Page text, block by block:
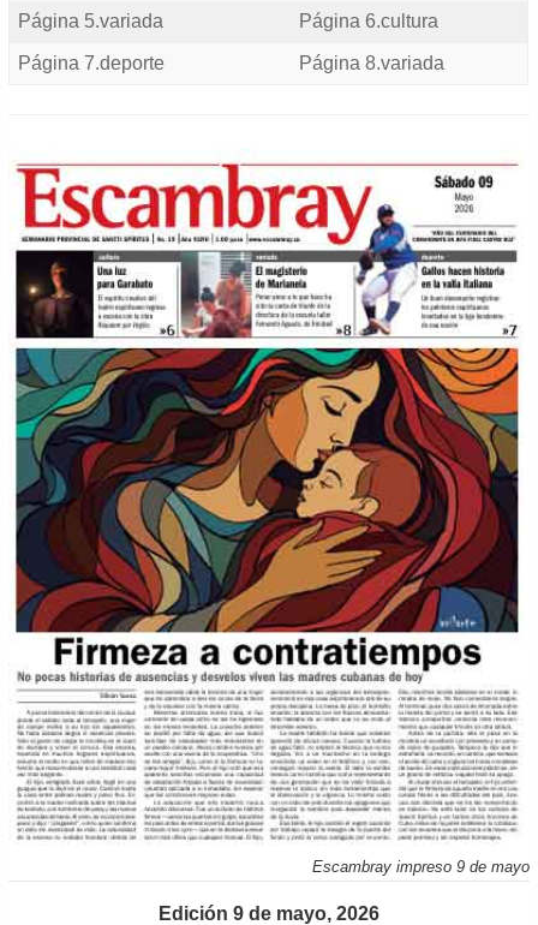
Página 5.variada Página 6.cultura
Página 7.deporte Página 8.variada
Escambray impreso 9 de mayo
Edición 9 de mayo, 2026